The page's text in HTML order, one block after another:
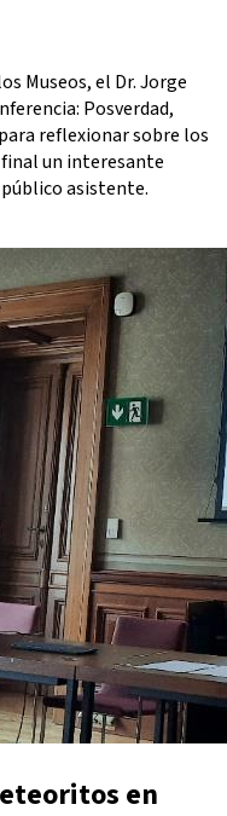
Museos, el Dr. Jorge
Posverdad,
reflexionar sobre los
un interesante
asistente.
en